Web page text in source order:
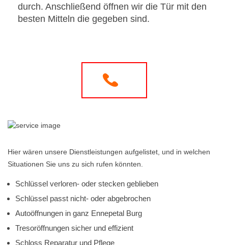
durch. Anschließend öffnen wir die Tür mit den
besten Mitteln die gegeben sind.
Hier wären unsere Dienstleistungen aufgelistet, und in welchen
Situationen Sie uns zu sich rufen könnten.
Schlüssel verloren- oder stecken geblieben
Schlüssel passt nicht- oder abgebrochen
Autoöffnungen in ganz Ennepetal Burg
Tresoröffnungen sicher und effizient
Schloss Reparatur und Pflege